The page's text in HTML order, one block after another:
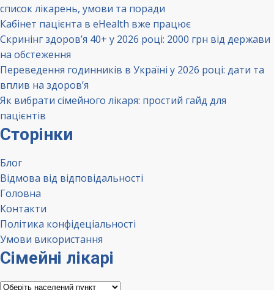
список лікарень, умови та поради
Кабінет пацієнта в eHealth вже працює
Скринінг здоров’я 40+ у 2026 році: 2000 грн від держави
на обстеження
Переведення годинників в Україні у 2026 році: дати та
вплив на здоров’я
Як вибрати сімейного лікаря: простий гайд для
пацієнтів
Сторінки
Блог
Відмова від відповідальності
Головна
Контакти
Політика конфідеціальності
Умови використання
Сімейні лікарі
Сімейні